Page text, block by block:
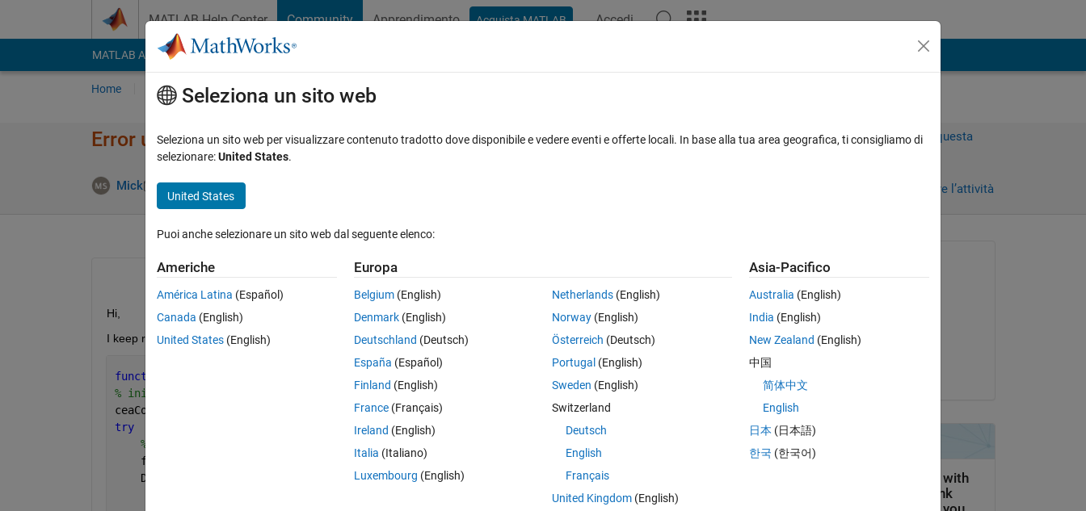
MATLAB Help Center Community Apprendimento Acquista MATLAB Accedi
MATLAB Answers File Exchange Cody
Home Poni una domanda Risposta Naviga
Error using ==> textscan Error
Mick 29 Nov 2013 1 Risposta
Accedi per rispondere a questa
Accedi per seguire l’attività
0 voti
Hi,
I keep receiving the following error: Error using ==> textscan First input cannot be empty with the following code:
function
% initialize return-values
ceaContent = {};
try
%open textfile
    fid = fopen(chrPath);
    Direc = dir(chrPath);
Richiesto:
il 29 Nov 2013
Commentato:
Seleziona un sito web
Seleziona un sito web per visualizzare contenuto tradotto dove disponibile e vedere eventi e offerte locali. In base alla tua area geografica, ti consigliamo di
selezionare:United States.
United States
Puoi anche selezionare un sito web dal seguente elenco:
Americhe
América Latina (Español)
Canada (English)
United States (English)
Europa
Belgium (English)
Denmark (English)
Deutschland (Deutsch)
España (Español)
Finland (English)
France (Français)
Ireland (English)
Italia (Italiano)
Luxembourg (English)
Netherlands(English)
Norway(English)
Österreich (Deutsch)
Portugal (English)
Sweden (English)
Switzerland
Deutsch
English
Français
United Kingdom(English)
Asia-Pacifico
Australia (English)
India (English)
New Zealand (English)
中国
简体中文
English
日本 (日本語)
한국 (한국어)